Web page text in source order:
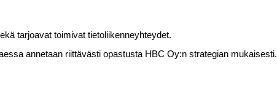
tarjoavat toimivat tietoliikenneyhteydet.
annetaan riittävästi opastusta HBC Oy:n strategian mukaisesti.